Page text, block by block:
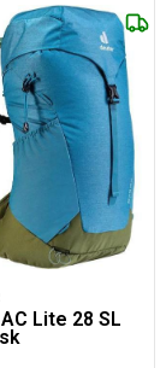
Lite 28 SL